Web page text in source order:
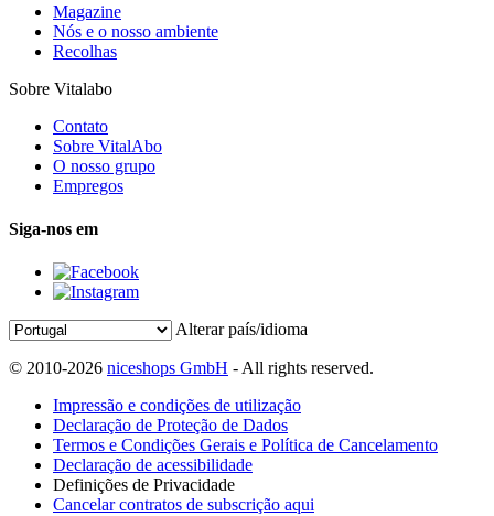
Magazine
Nós e o nosso ambiente
Recolhas
Sobre Vitalabo
Contato
Sobre VitalAbo
O nosso grupo
Empregos
Siga-nos em
Alterar país/idioma
© 2010-2026 niceshops GmbH - All rights reserved.
Impressão e condições de utilização
Declaração de Proteção de Dados
Termos e Condições Gerais e Política de Cancelamento
Declaração de acessibilidade
Definições de Privacidade
Cancelar contratos de subscrição aqui